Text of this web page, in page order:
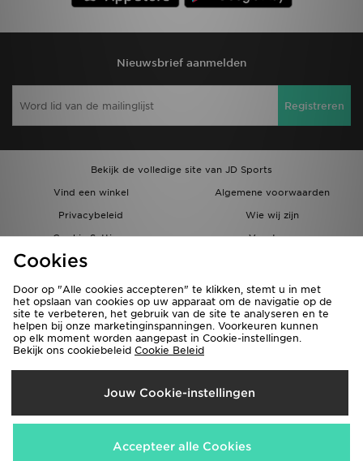
Nieuwsbrief aanmelden
Registreren
Bekijk de volledige site van JD Sports
Vind een winkel
Algemene voorwaarden
Privacybeleid
Wie wij zijn
Cookie Settings
Vacatures
Bestellingen en Levering
Verzenden Naar
België
Wij accepteren de volgende betaalmethoden
Cookies
Door op "Alle cookies accepteren" te klikken, stemt u in met
het opslaan van cookies op uw apparaat om de navigatie op de
site te verbeteren, het gebruik van de site te analyseren en te
helpen bij onze marketinginspanningen. Voorkeuren kunnen
op elk moment worden aangepast in Cookie-instellingen.
Bekijk ons cookiebeleid Cookie Beleid
Jouw Cookie-instellingen
Accepteer alle Cookies